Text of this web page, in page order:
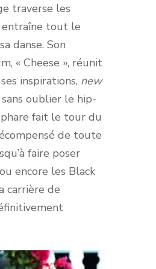
traverse les
tout le
danse. Son
« Cheese », réunit
inspirations, new
oublier le hip-
fait le tour du
de toute
faire poser
encore les Black
carrière de